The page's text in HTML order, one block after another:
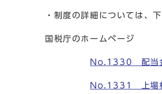
・制度の詳細については、
国税庁のホームページ
No.1330 配当金
No.1331 上場株